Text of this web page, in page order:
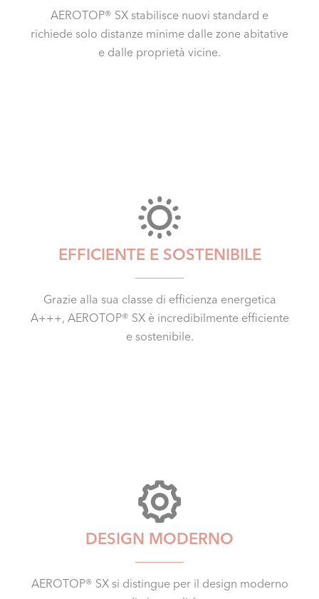
AEROTOP® SX stabilisce nuovi standard e
richiede solo distanze minime dalle zone abitative
e dalle proprietà vicine.
EFFICIENTE E SOSTENIBILE
Grazie alla sua classe di efficienza energetica
A+++, AEROTOP® SX è incredibilmente efficiente
e sostenibile.
DESIGN MODERNO
AEROTOP® SX si distingue per il design moderno